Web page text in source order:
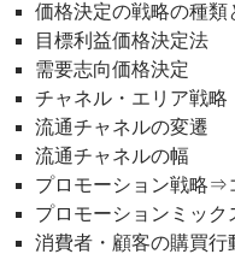
価格決定の戦略の種類
目標利益価格決定法
需要志向価格決定
チャネル・エリア戦略
流通チャネルの変遷
流通チャネルの幅
プロモーション戦略⇒
プロモーションミック
消費者・顧客の購買行